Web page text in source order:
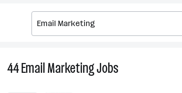
44Email MarketingJobs